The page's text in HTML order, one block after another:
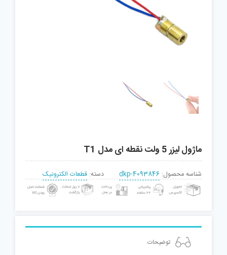
ماژول لیزر 5 ولت نقطه ای مدل T1
شناسه محصول: dkp-4093846 دسته: قطعات الکترونیک
توضیحات